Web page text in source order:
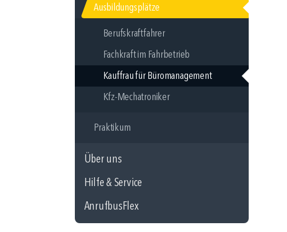
Ausbildungsplätze
Berufskraftfahrer
Fachkraft im Fahrbetrieb
Kauffrau für Büromanagement
Kfz-Mechatroniker
Praktikum
Über uns
Hilfe & Service
AnrufbusFlex